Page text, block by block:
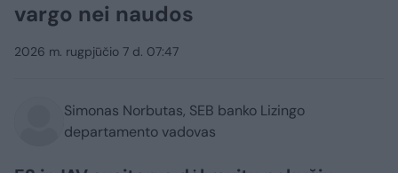
vargo nei naudos
2026 m. rugpjūčio 7 d. 07:47
Simonas Norbutas, SEB banko Lizingo
departamento vadovas